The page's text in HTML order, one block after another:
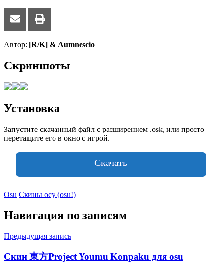
Автор: [R/K] & Aumnescio
Скриншоты
Установка
Запустите скачанный файл с расширением .osk, или просто
перетащите его в окно с игрой.
Скачать
Osu Скины осу (osu!)
Навигация по записям
Предыдущая запись
Скин 東方Project Youmu Konpaku для osu